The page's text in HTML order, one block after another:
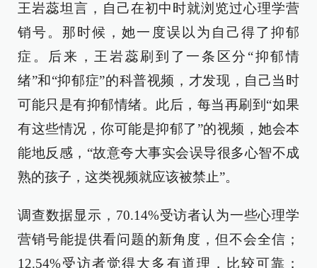
王岩蕊坦言，自己在初中时就浏览过心理学营
销号。那时候，她一度误以为自己得了抑郁
症。后来，王岩蕊刷到了一条区分“抑郁情
绪”和“抑郁症”的科普视频，才发现，自己当时
可能只是有抑郁情绪。此后，每当再刷到“如果
有这些情况，你可能是抑郁了”的视频，她会本
能地反感，“故意夸大事实会误导很多心智不成
熟的孩子，这类视频就应该被禁止”。
调查数据显示，70.14%受访者认为一些心理学
营销号能提供看问题的新角度，但不会全信；
12.54%受访者觉得大多有道理，比较可靠；